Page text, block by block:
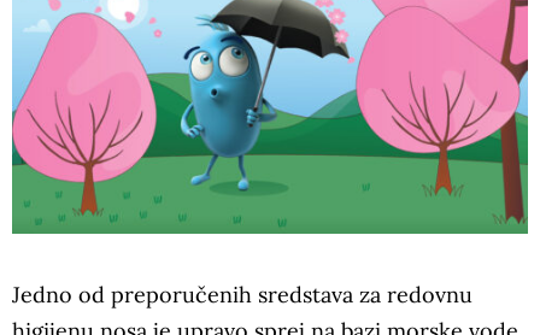
Jedno od preporučenih sredstava za redovnu